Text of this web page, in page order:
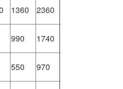
1360 2360
990 1740
550 970